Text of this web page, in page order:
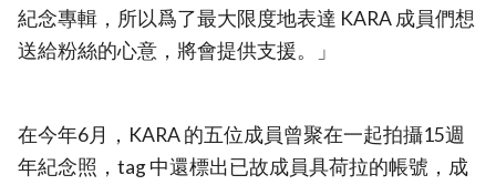
紀念專輯，所以爲了最大限度地表達 KARA 成員們想
送給粉絲的心意，將會提供支援。」
在今年6月，KARA 的五位成員曾聚在一起拍攝15週
年紀念照，tag 中還標出已故成員具荷拉的帳號，成